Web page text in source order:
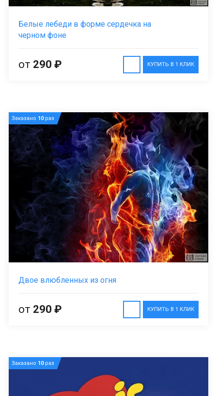
Белые лебеди в форме сердечка на
черном фоне
КУПИТЬ В 1 КЛИК
от 290 ₽
Заказано 10раз
Двое влюбленных из огня
КУПИТЬ В 1 КЛИК
от 290 ₽
Заказано 10раз